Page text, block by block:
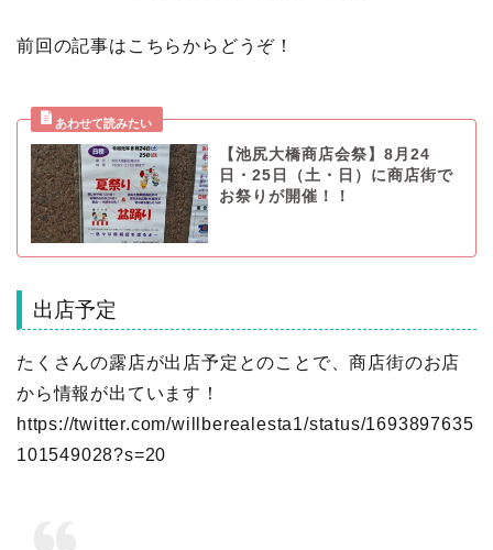
前回の記事はこちらからどうぞ！
【池尻大橋商店会祭】8月24
日・25日（土・日）に商店街で
お祭りが開催！！
出店予定
たくさんの露店が出店予定とのことで、商店街のお店
から情報が出ています！
https://twitter.com/willberealesta1/status/1693897635
101549028?s=20